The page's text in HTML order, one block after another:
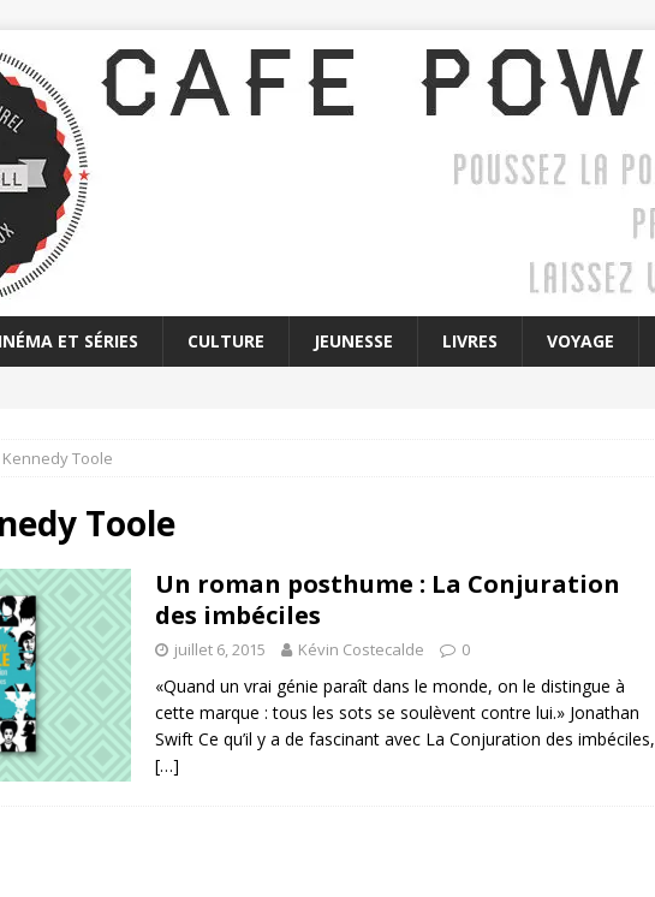
ET SÉRIES CULTURE JEUNESSE LIVRES VOYAGE
Kennedy Toole
Toole
Un roman posthume : La Conjuration
des imbéciles
juillet 6, 2015 Kévin Costecalde 0
«Quand un vrai génie paraît dans le monde, on le distingue à
cette marque : tous les sots se soulèvent contre lui.» Jonathan
Swift Ce qu’il y a de fascinant avec La Conjuration des imbéciles,
[…]